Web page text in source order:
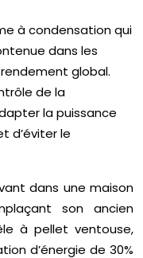
à condensation qui
dans les
global.
de la
la puissance
d’éviter le
dans une maison
son ancien
à pellet ventouse,
d’énergie de 30%